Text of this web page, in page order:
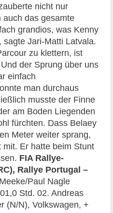
nicht nur
auch das gesamte
grandios, was Kenny
sagte Jari-Matti Latvala.
zu klettern, ist
der Sprung über uns
einfach
man durchaus
musste der Finne
am Boden Liegenden
fürchten. Dass Belaey
Meter weiter sprang,
Er hatte beim Stunt
FIA Rallye-
Rallye Portugal –
Paul Nagle
Std. 02. Andreas
(N/N), Volkswagen, +